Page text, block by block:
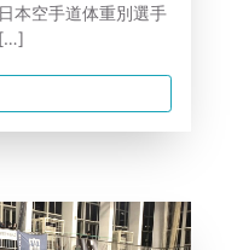
本空手道体重別選手
[…]